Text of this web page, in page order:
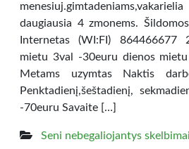
daugiausia 4 zmonems.
Internetas (WI:FI) 864466677
mietu 3val -30euru dienos
Metams uzymtas Naktis
Penktadienį,šeštadienį,
-70euru Savaite […]
Seni nebegaliojantys skelbimai